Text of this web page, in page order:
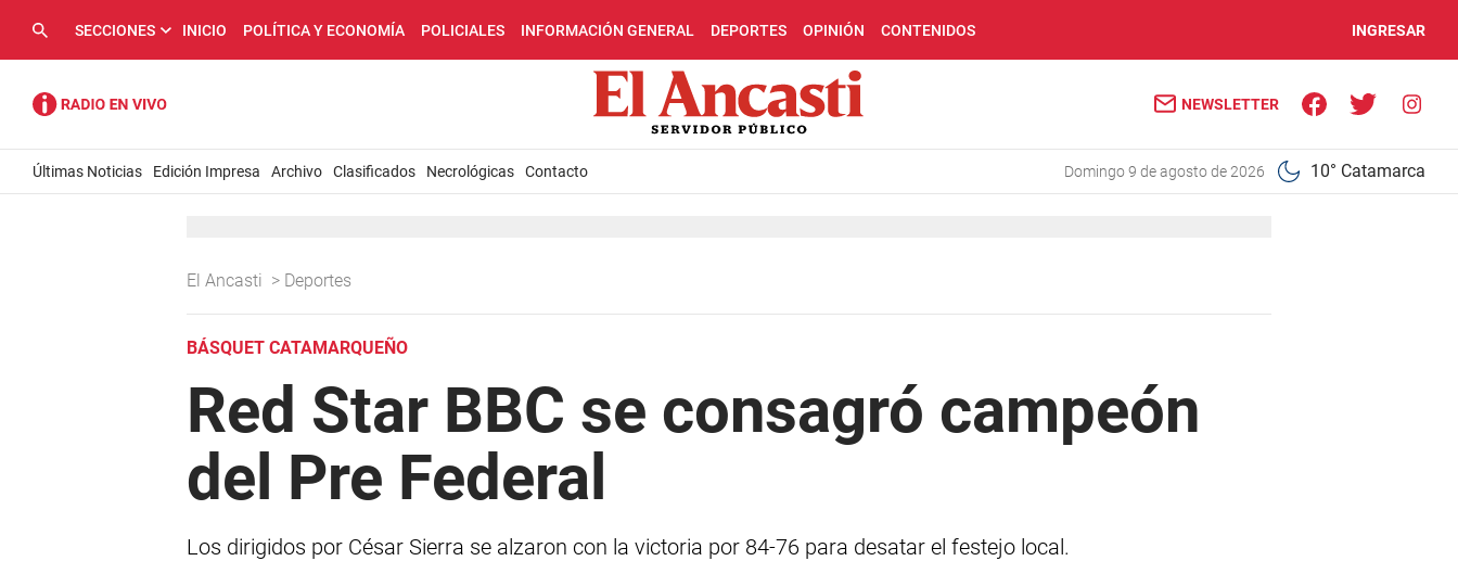
SECCIONES INICIO POLÍTICA Y ECONOMÍA POLICIALES INFORMACIÓN GENERAL DEPORTES OPINIÓN CONTENIDOS INGRESAR
NEWSLETTER
Últimas Noticias Edición Impresa Archivo Clasificados Necrológicas Contacto domingo 9 de agosto de 2026 10° Catamarca
El Ancasti > Deportes
BÁSQUET CATAMARQUEÑO
Red Star BBC se consagró campeón
del Pre Federal
Los dirigidos por César Sierra se alzaron con la victoria por 84-76 para desatar el festejo local.